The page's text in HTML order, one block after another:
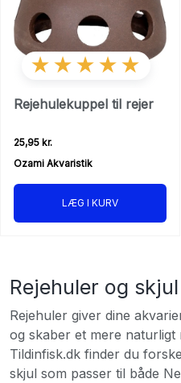
★★★★★
Rejehulekuppel til rejer
25,95 kr.
Ozami Akvaristik
LÆG I KURV
Rejehuler og
Rejehuler giver dine
og skaber et mere naturligt
Tildinfisk.dk finder du
skjul som passer til både